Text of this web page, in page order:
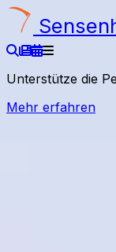
Suche
Aktuelles
Termine
Navigation
Unterstütze die
Mehr erfahren